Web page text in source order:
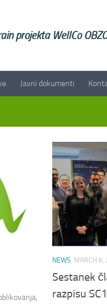
projekta WellCo
Javni dokumenti
NEWS MARCH 6,
Sestanek
razpisu